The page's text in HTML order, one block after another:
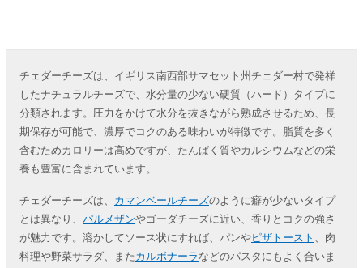
チェダーチーズは、イギリス南西部サマセット州チェダー村で発祥
したナチュラルチーズで、水分量の少ない硬質（ハード）タイプに
分類されます。圧力をかけて水分を抜きながら熟成させるため、長
期保存が可能で、濃厚でコクのある味わいが特徴です。脂質を多く
含むためカロリーは高めですが、たんぱく質やカルシウムなどの栄
養も豊富に含まれています。
チェダーチーズは、 カマンベールチーズのように癖が少ないタイプ
とは異なり、 パルメザンやゴーダチーズに近い、香りとコクの強さ
が魅力です。溶かしてソース状にすれば、パンやピザトースト 、肉
料理や野菜サラダ、またカルボナーラ などのパスタにもよく合いま